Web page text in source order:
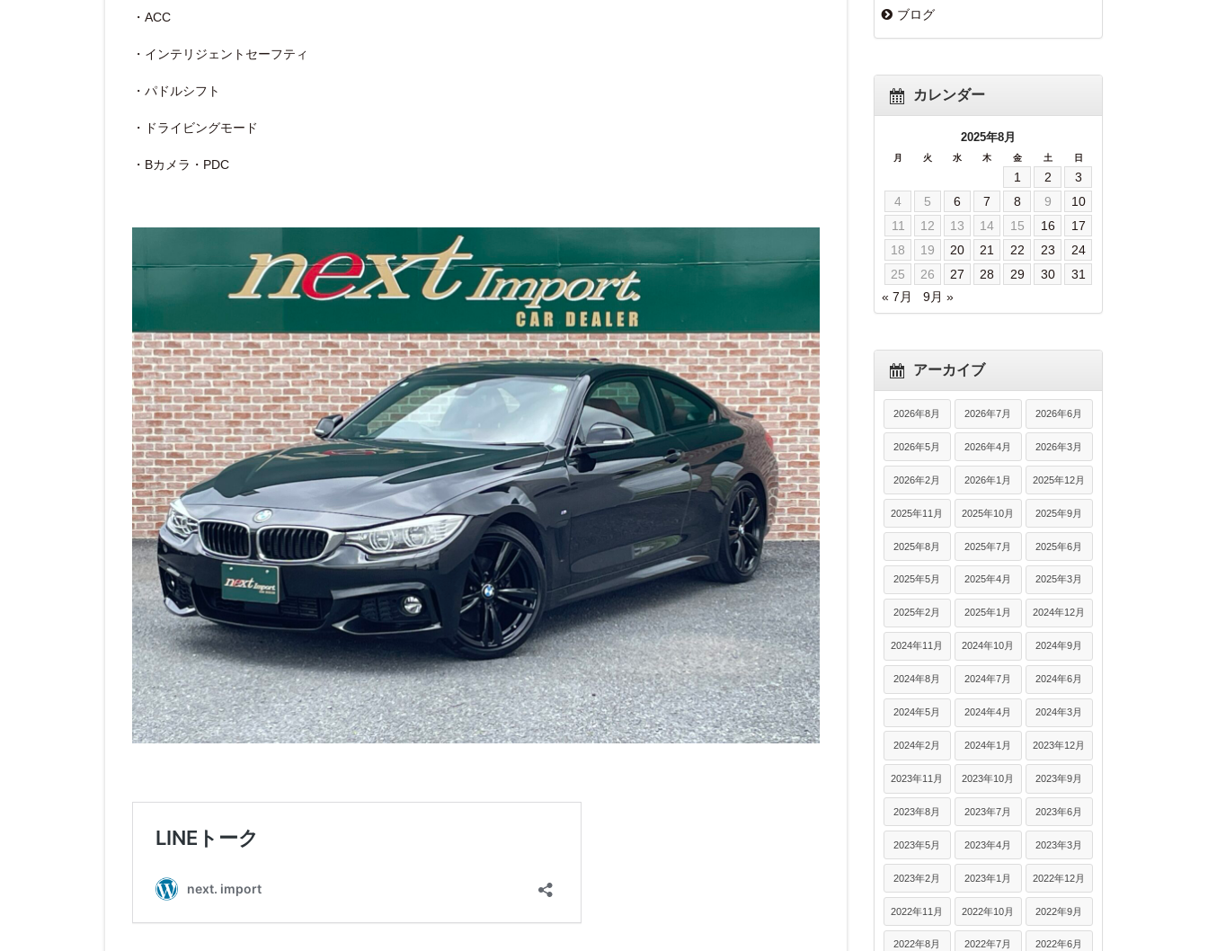
・ACC
・インテリジェントセーフティ
・パドルシフト
・ドライビングモード
・Bカメラ・PDC
ブログ
カレンダー
2025年8月
月 火 水 木 金 土 日
1 2
3
4
5 6 7 8 9
10
11
12 13 14 15 16
17
18
19 20 21 22 23
24
25
26 27 28 29 30
31
« 7月
9月 »
アーカイブ
2026年8月 2026年7月 2026年6月
2026年5月 2026年4月 2026年3月
2026年2月 2026年1月 2025年12月
2025年11月 2025年10月 2025年9月
2025年8月 2025年7月 2025年6月
2025年5月 2025年4月 2025年3月
2025年2月 2025年1月 2024年12月
2024年11月 2024年10月 2024年9月
2024年8月 2024年7月 2024年6月
2024年5月 2024年4月 2024年3月
2024年2月 2024年1月 2023年12月
2023年11月 2023年10月 2023年9月
2023年8月 2023年7月 2023年6月
2023年5月 2023年4月 2023年3月
2023年2月 2023年1月 2022年12月
2022年11月 2022年10月 2022年9月
2022年8月 2022年7月 2022年6月